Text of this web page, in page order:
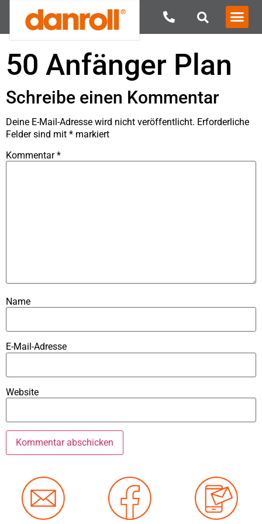
50 Anfänger Plan
Schreibe einen Kommentar
Deine E-Mail-Adresse wird nicht veröffentlicht. Erforderliche
Felder sind mit * markiert
Kommentar*
Name
E-Mail-Adresse
Website